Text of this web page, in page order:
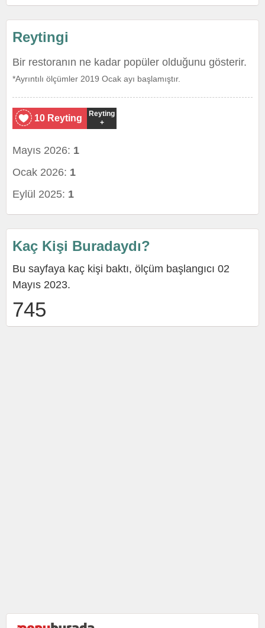
Reytingi
Bir restoranın ne kadar popüler olduğunu gösterir.
*Ayrıntılı ölçümler 2019 Ocak ayı başlamıştır.
10 Reyting
Reyting
+
Mayıs 2026: 1
Ocak 2026: 1
Eylül 2025: 1
Kaç Kişi Buradaydı?
Bu sayfaya kaç kişi baktı, ölçüm başlangıcı 02
Mayıs 2023.
745